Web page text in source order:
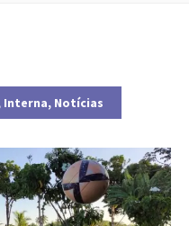
Interna, Notícias